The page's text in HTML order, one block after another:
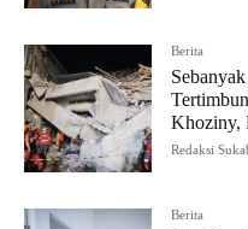
Berita
Khoziny,
Redaksi
Berita